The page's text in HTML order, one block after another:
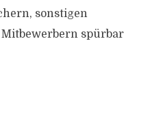
sonstigen
spürbar